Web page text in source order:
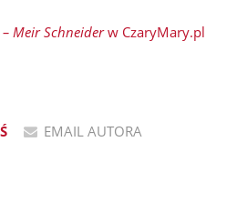
Meir Schneiderw CzaryMary.pl
EMAIL AUTORA